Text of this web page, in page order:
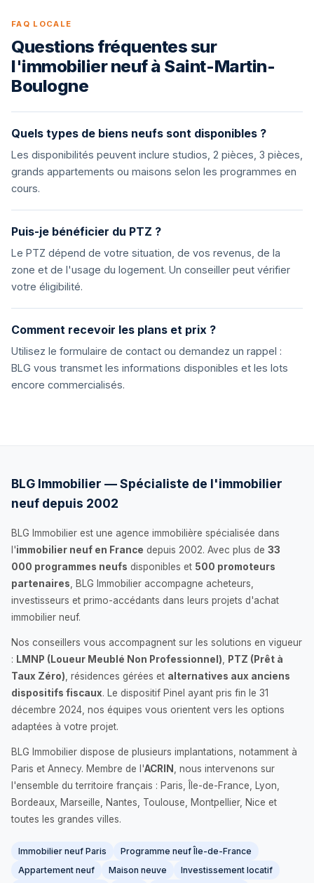
FAQ LOCALE
Questions fréquentes sur
l'immobilier neuf à Saint-Martin-
Boulogne
Quels types de biens neufs sont disponibles ?
Les disponibilités peuvent inclure studios, 2 pièces, 3 pièces,
grands appartements ou maisons selon les programmes en
cours.
Puis-je bénéficier du PTZ ?
Le PTZ dépend de votre situation, de vos revenus, de la
zone et de l'usage du logement. Un conseiller peut vérifier
votre éligibilité.
Comment recevoir les plans et prix ?
Utilisez le formulaire de contact ou demandez un rappel :
BLG vous transmet les informations disponibles et les lots
encore commercialisés.
BLG Immobilier — Spécialiste de l'immobilier
neuf depuis 2002
BLG Immobilier est une agence immobilière spécialisée dans
l'immobilier neuf en France depuis 2002. Avec plus de 33
000 programmes neufs disponibles et 500 promoteurs
partenaires , BLG Immobilier accompagne acheteurs,
investisseurs et primo-accédants dans leurs projets d'achat
immobilier neuf.
Nos conseillers vous accompagnent sur les solutions en vigueur
: LMNP (Loueur Meublé Non Professionnel)
PTZ (Prêt à
Taux Zéro) , résidences gérées et alternatives aux anciens
dispositifs fiscaux. Le dispositif Pinel ayant pris fin le 31
décembre 2024, nos équipes vous orientent vers les options
adaptées à votre projet.
BLG Immobilier dispose de plusieurs implantations, notamment à
Paris et Annecy. Membre de l'ACRIN
, nous intervenons sur
l'ensemble du territoire français : Paris, Île-de-France, Lyon,
Bordeaux, Marseille, Nantes, Toulouse, Montpellier, Nice et
toutes les grandes villes.
Immobilier neuf Paris
Programme neuf Île-de-France
Appartement neuf
Maison neuve
Investissement locatif